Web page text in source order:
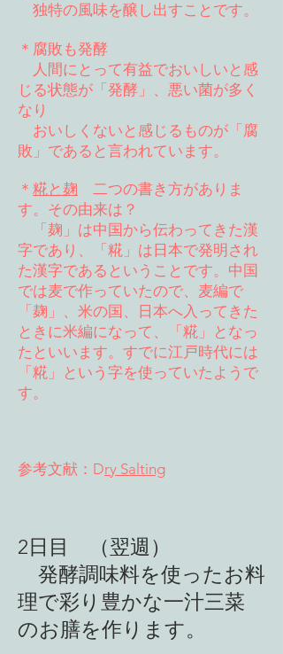
独特の風味を醸し出すことです。
＊腐敗も発酵
人間にとって有益でおいしいと感
じる状態が「発酵」、悪い菌が多く
なり
おいしくないと感じるものが「腐
敗」であると言われています。
＊ 糀と麹 二つの書き方がありま
す。その由来は？
「麹」は中国から伝わってきた漢
字であり、「糀」は日本で発明され
た漢字であるということです。中国
では麦で作っていたので、麦編で
「麹」、米の国、日本へ入ってきた
ときに米編になって、「糀」となっ
たといいます。すでに江戸時代には
「糀」という字を使っていたようで
す。
​参考文献：Dry Salting
2日目 （翌週）
発酵調味料を使ったお料
理で彩り豊かな一汁三菜
のお膳を作ります。